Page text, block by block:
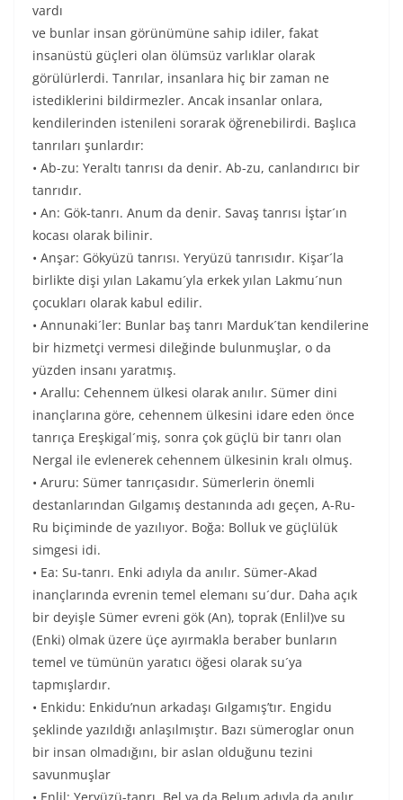
vardı
ve bunlar insan görünümüne sahip idiler, fakat
insanüstü güçleri olan ölümsüz varlıklar olarak
görülürlerdi. Tanrılar, insanlara hiç bir zaman ne
istediklerini bildirmezler. Ancak insanlar onlara,
kendilerinden istenileni sorarak öğrenebilirdi. Başlıca
tanrıları şunlardır:
• Ab-zu: Yeraltı tanrısı da denir. Ab-zu, canlandırıcı bir
tanrıdır.
• An: Gök-tanrı. Anum da denir. Savaş tanrısı İştar´ın
kocası olarak bilinir.
• Anşar: Gökyüzü tanrısı. Yeryüzü tanrısıdır. Kişar´la
birlikte dişi yılan Lakamu´yla erkek yılan Lakmu´nun
çocukları olarak kabul edilir.
• Annunaki´ler: Bunlar baş tanrı Marduk´tan kendilerine
bir hizmetçi vermesi dileğinde bulunmuşlar, o da
yüzden insanı yaratmış.
• Arallu: Cehennem ülkesi olarak anılır. Sümer dini
inançlarına göre, cehennem ülkesini idare eden önce
tanrıça Ereşkigal´miş, sonra çok güçlü bir tanrı olan
Nergal ile evlenerek cehennem ülkesinin kralı olmuş.
• Aruru: Sümer tanrıçasıdır. Sümerlerin önemli
destanlarından Gılgamış destanında adı geçen, A-Ru-
Ru biçiminde de yazılıyor. Boğa: Bolluk ve güçlülük
simgesi idi.
• Ea: Su-tanrı. Enki adıyla da anılır. Sümer-Akad
inançlarında evrenin temel elemanı su´dur. Daha açık
bir deyişle Sümer evreni gök (An), toprak (Enlil)ve su
(Enki) olmak üzere üçe ayırmakla beraber bunların
temel ve tümünün yaratıcı öğesi olarak su´ya
tapmışlardır.
• Enkidu: Enkidu’nun arkadaşı Gılgamış’tır. Engidu
şeklinde yazıldığı anlaşılmıştır. Bazı sümeroglar onun
bir insan olmadığını, bir aslan olduğunu tezini
savunmuşlar